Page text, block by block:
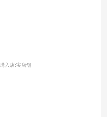
購入店:実店舗